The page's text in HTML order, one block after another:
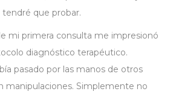
que probar.
mi primera consulta me impresionó
diagnóstico terapéutico.
pasado por las manos de otros
manipulaciones. Simplemente no